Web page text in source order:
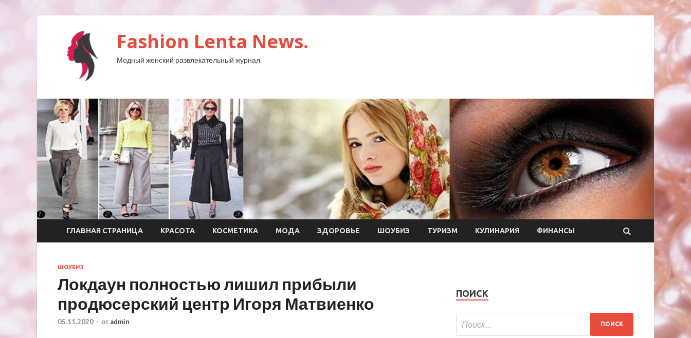
Fashion Lenta News.
Модный женский развлекательный журнал.
ГЛАВНАЯ СТРАНИЦА КРАСОТА КОСМЕТИКА МОДА ЗДОРОВЬЕ ШОУБИЗ ТУРИЗМ КУЛИНАРИЯ ФИНАНСЫ
ШОУБИЗ
Локдаун полностью лишил прибыли
продюсерский центр Игоря Матвиенко
05.11.2020 - от admin
ПОИСК